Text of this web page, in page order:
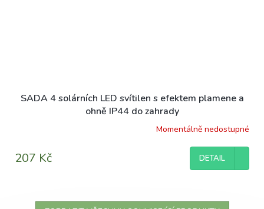
SADA 4 solárních LED svítilen s efektem plamene a
ohně IP44 do zahrady
produktu
je
Momentálně nedostupné
207 Kč DETAIL